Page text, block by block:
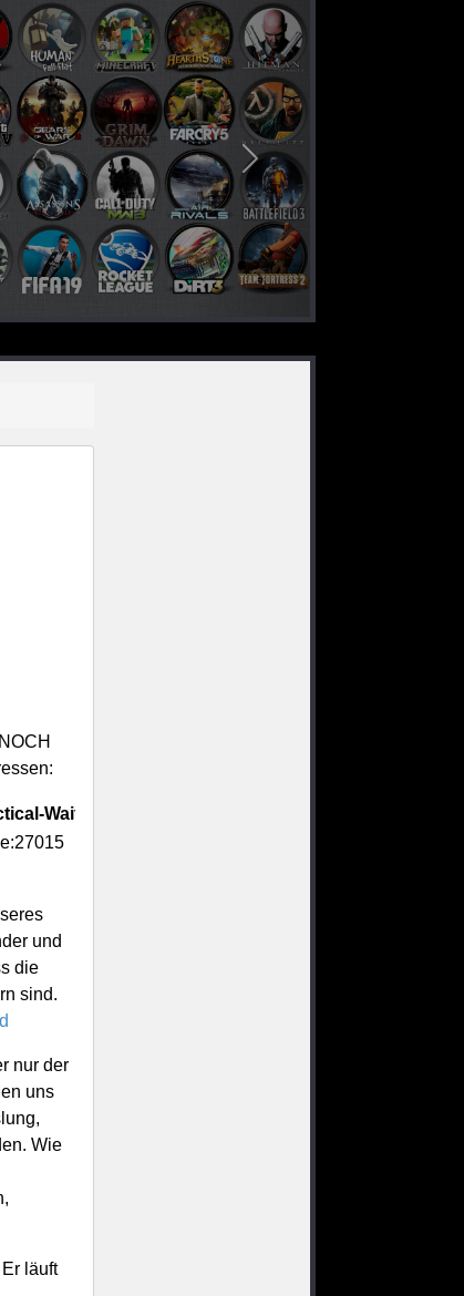
nächstes
Waiting.de | [RPG]:.
und
die
sind.
nur der
uns
Wie
läuft